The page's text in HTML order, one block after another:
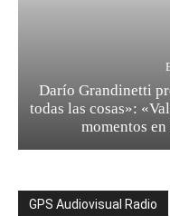
Darío Grandinetti
todas las cosas»:
momentos
GPS Audiovisual Radio